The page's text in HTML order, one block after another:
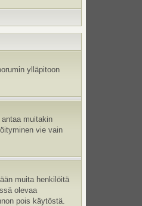
ylläpitoon
muitakin
vie vain
muita henkilöitä
olevaa
pois käytöstä.